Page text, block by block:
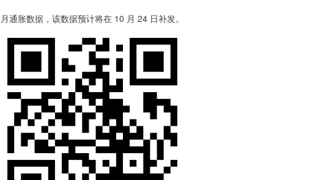
胀数据，该数据预计将在 10 月 24 日补发。